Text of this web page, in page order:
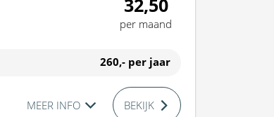
32,50
per maand
260,- per jaar
MEER INFO BEKIJK